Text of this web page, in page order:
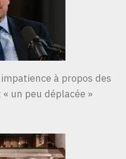
à propos des
un peu déplacée »